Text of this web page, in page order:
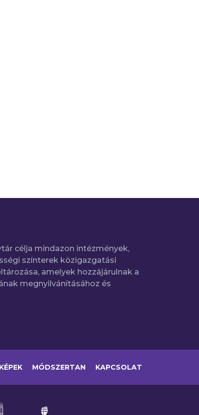
célja mindazon intézmények,
színterek közigazgatási
amelyek hozzájárulnak a
megnyilvánításához és
MÓDSZERTAN KAPCSOLAT